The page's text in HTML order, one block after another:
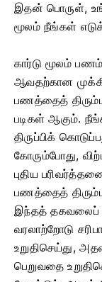
இதன் பொருள்,
மூலம் நீங்கள்
கார்டு மூலம்
ஆவதற்கான
பணத்தைத்
படிகள் ஆகும்.
திருப்பிக்
கோரும்போது,
புதிய
பணத்தைத்
இந்தத் தகவலைப்
வரலாற்றோடு
உறுதிசெய்து,
பெறுவதை